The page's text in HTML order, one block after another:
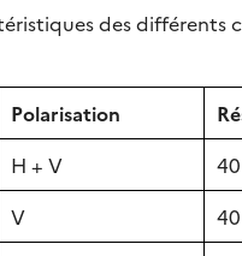
des différents
Polarisation
H + V
V